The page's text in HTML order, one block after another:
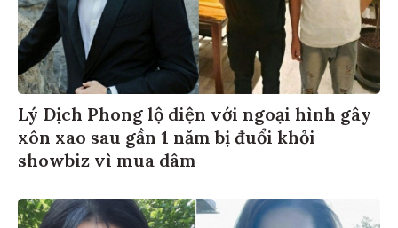
Lý Dịch Phong lộ diện với ngoại hình gây
xôn xao sau gần 1 năm bị đuổi khỏi
showbiz vì mua dâm